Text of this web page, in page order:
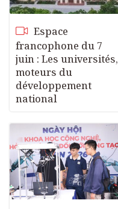
Espace
francophone du 7
juin : Les universités,
moteurs du
développement
national